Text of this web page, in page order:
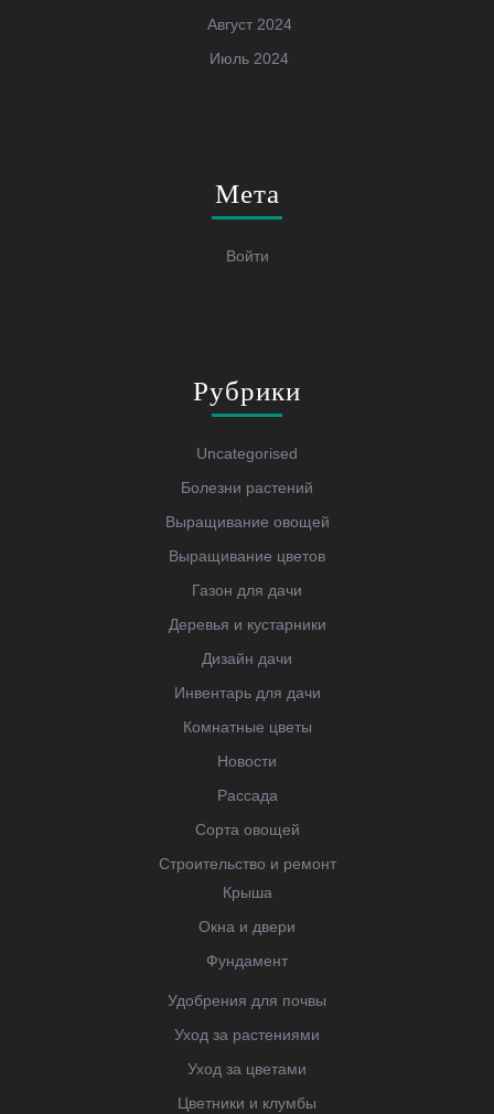
Август 2024
Июль 2024
Мета
Войти
Рубрики
Uncategorised
Болезни растений
Выращивание овощей
Выращивание цветов
Газон для дачи
Деревья и кустарники
Дизайн дачи
Инвентарь для дачи
Комнатные цветы
Новости
Рассада
Сорта овощей
Строительство и ремонт
Крыша
Окна и двери
Фундамент
Удобрения для почвы
Уход за растениями
Уход за цветами
Цветники и клумбы